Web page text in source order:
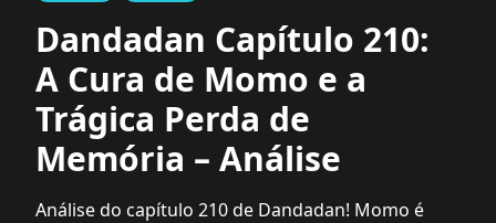
Dandadan Capítulo 210:
A Cura de Momo e a
Trágica Perda de
Memória – Análise
Análise do capítulo 210 de Dandadan! Momo é